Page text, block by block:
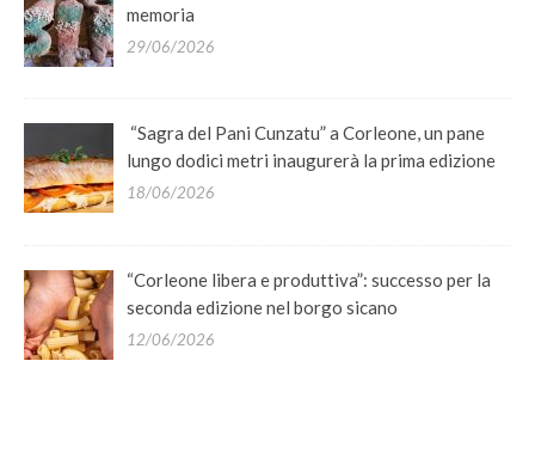
memoria
29/06/2026
“Sagra del Pani Cunzatu” a Corleone, un pane
lungo dodici metri inaugurerà la prima edizione
18/06/2026
“Corleone libera e produttiva”: successo per la
seconda edizione nel borgo sicano
12/06/2026